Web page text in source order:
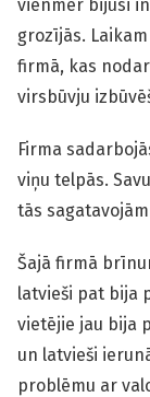
vienmēr bijusi
grozījās.
firmā, kas
virsbūvju
Firma
viņu telpās.
tās
Šajā firmā
latvieši pat bija
vietējie jau bija
un latvieši
problēmu ar